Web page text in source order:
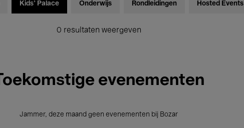
Kids’ Palace Onderwijs Rondleidingen Hosted Events
0 resultaten weergeven
Toekomstige evenementen
Jammer, deze maand geen evenementen bij Bozar